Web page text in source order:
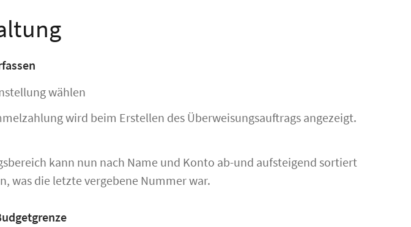
wählen
wird beim Erstellen des Überweisungsauftrags angezeigt.
kann nun nach Name und Konto ab-und aufsteigend sortiert
was die letzte vergebene Nummer war.